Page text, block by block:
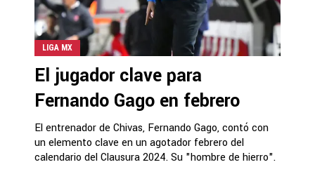
LIGA MX
El jugador clave para
Fernando Gago en febrero
El entrenador de Chivas, Fernando Gago, contó con
un elemento clave en un agotador febrero del
calendario del Clausura 2024. Su "hombre de hierro".